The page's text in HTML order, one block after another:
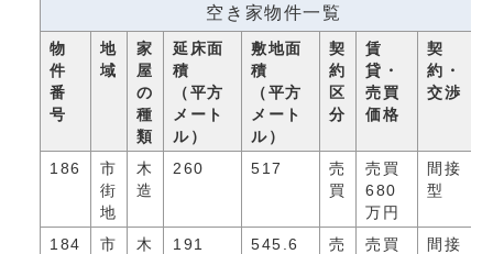
空き家物件一覧
物
件
番
号
地
域
家
屋
の
種
類
延床面
積
（平方
メート
ル）
敷地面
積
（平方
メート
ル）
契
約
区
分
賃
貸・
売買
価格
契
約・
交渉
186
市
街
地
木
造
260 517
売
買
売買
680
万円
間接
型
184
市
木
191 545.6
売
売買
間接